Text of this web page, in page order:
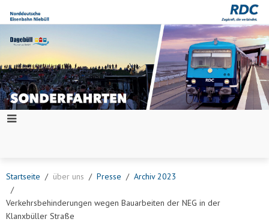
Startseite über uns Presse Archiv 2023
Verkehrsbehinderungen wegen Bauarbeiten der NEG in der
Klanxbüller Straße